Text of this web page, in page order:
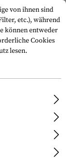
CQC
von ihnen sind
etc.), während
können entweder
Cookies
lesen.